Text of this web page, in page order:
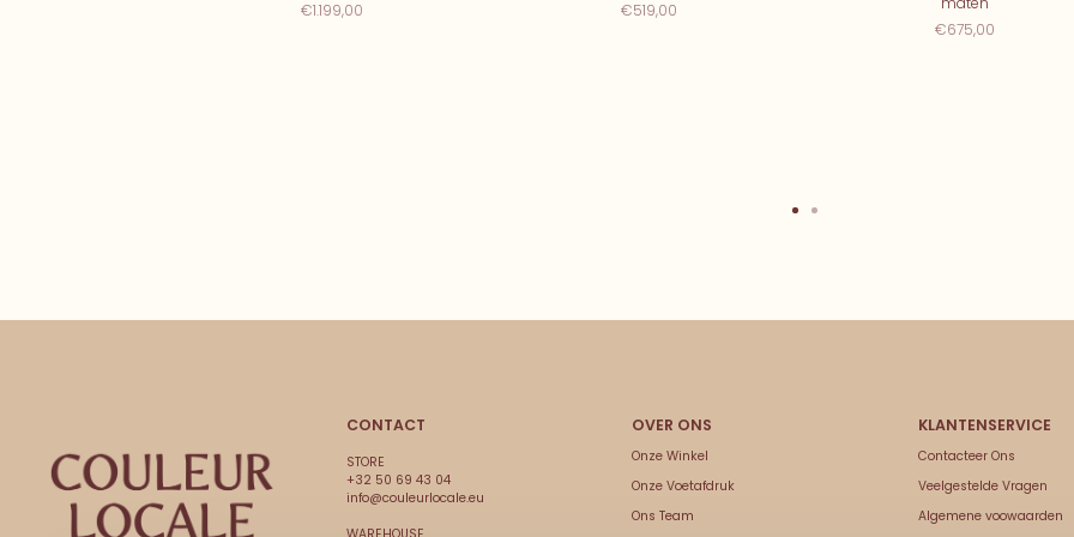
€1.199,00
€519,00
€675,00
CONTACT
STORE
+32 50 69 43 04
info@couleurlocale.eu
Onze Winkel
Onze Voetafdruk
Ons Team
Contacteer Ons
Veelgestelde Vragen
Algemene voowaarden